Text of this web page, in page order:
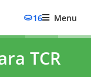
16 Menu
TCR